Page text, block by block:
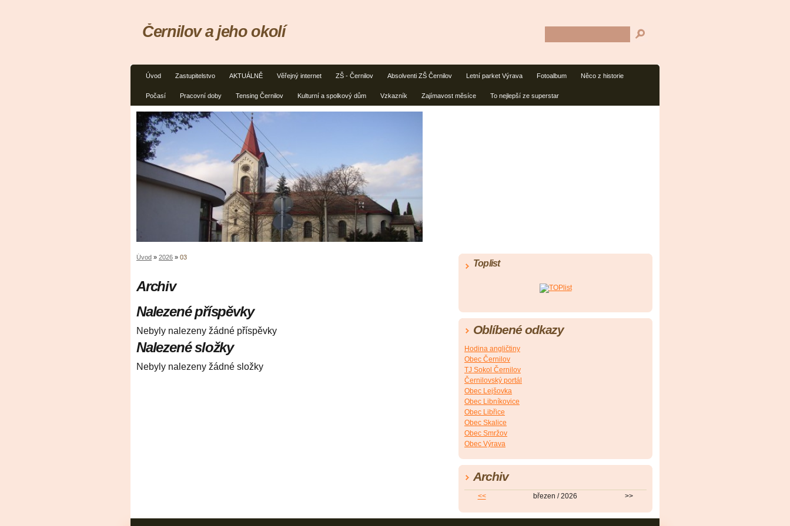
Úvod Zastupitelstvo AKTUÁLNĚ Věřejný internet ZŠ - Černilov Absolventi ZŠ Černilov Letní parket Výrava Fotoalbum Něco z historie
Počasí Pracovní doby Tensing Černilov Kulturní a spolkový dům Vzkazník Zajímavost měsíce To nejlepší ze superstar
Černilov a jeho okolí
Úvod » 2026 » 03
Archiv
Nalezené příspěvky
Nebyly nalezeny žádné příspěvky
Nalezené složky
Nebyly nalezeny žádné složky
Toplist
Oblíbené odkazy
Hodina angličtiny
Obec Černilov
TJ Sokol Černilov
Černilovský portál
Obec Lejšovka
Obec Libníkovice
Obec Libřice
Obec Skalice
Obec Smržov
Obec Výrava
Archiv
<< březen / 2026 >>